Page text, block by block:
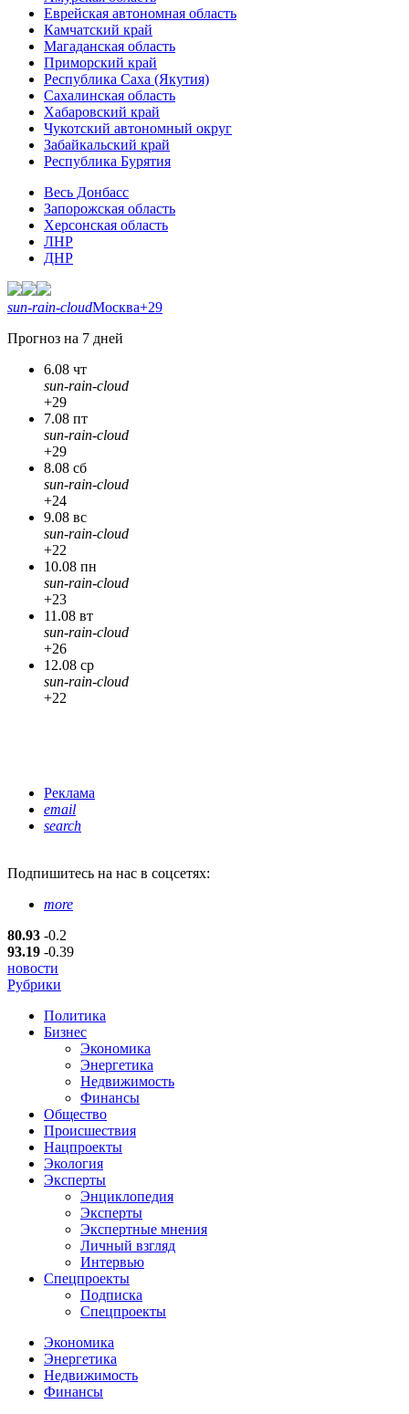
Еврейская автономная область
Камчатский край
Магаданская область
Приморский край
Республика Саха (Якутия)
Сахалинская область
Хабаровский край
Чукотский автономный округ
Забайкальский край
Республика Бурятия
Весь Донбасс
Запорожская область
Херсонская область
ЛНР
ДНР
sun-rain-cloudМосква+29
Прогноз на 7 дней
6.08 чт
sun-rain-cloud
+29
7.08 пт
sun-rain-cloud
+29
8.08 сб
sun-rain-cloud
+24
9.08 вс
sun-rain-cloud
+22
10.08 пн
sun-rain-cloud
+23
11.08 вт
sun-rain-cloud
+26
12.08 ср
sun-rain-cloud
+22
Реклама
email
search
Подпишитесь на нас в соцсетях:
more
80.93 -0.2
93.19 -0.39
новости
Рубрики
Политика
Бизнес
Экономика
Энергетика
Недвижимость
Финансы
Общество
Происшествия
Нацпроекты
Экология
Эксперты
Энциклопедия
Эксперты
Экспертные мнения
Личный взгляд
Интервью
Спецпроекты
Подписка
Спецпроекты
Экономика
Энергетика
Недвижимость
Финансы